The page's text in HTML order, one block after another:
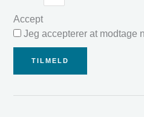
Accept
Jeg accepterer at modtage
TILMELD